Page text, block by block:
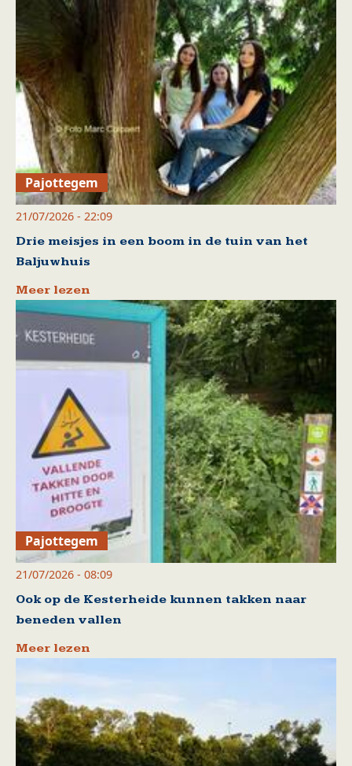
Pajottegem
21/07/2026 - 22:09
Drie meisjes in een boom in de tuin van het
Baljuwhuis
Meer lezen
Pajottegem
21/07/2026 - 08:09
Ook op de Kesterheide kunnen takken naar
beneden vallen
Meer lezen